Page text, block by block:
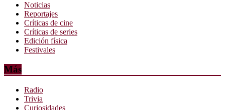
Noticias
Reportajes
Críticas de cine
Críticas de series
Edición física
Festivales
Más
Radio
Trivia
Curiosidades